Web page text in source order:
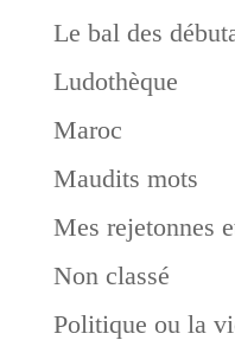
Le bal des
Ludothèque
Maroc
Maudits mots
Mes rejetonnes
Non classé
Politique ou la